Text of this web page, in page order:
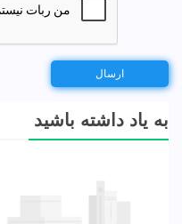
به یاد داشته باشید